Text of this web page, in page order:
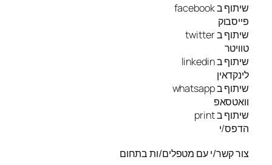
שיתוף ב facebook
פייסבוק
שיתוף ב twitter
טוויטר
שיתוף ב linkedin
לינקדאין
שיתוף ב whatsapp
וואטסאפ
שיתוף ב print
הדפס/י
צור קשר/י עם מטפלים/ות בתחום